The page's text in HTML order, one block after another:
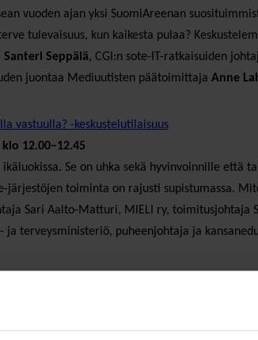
vuoden ajan yksi SuomiAreenan
tulevaisuus, kun kaikesta pulaa?
Santeri Seppälä, CGI:n sote-IT-ratkaisuiden
juontaa Mediuutisten päätoimittaja Anne
vastuulla? -keskustelutilaisuus
12.00–12.45
Se on uhka sekä hyvinvoinnille
järjestöjen toiminta on rajusti supistumassa.
Sari Aalto-Matturi, MIELI ry,
ja terveysministeriö, puheenjohtaja ja